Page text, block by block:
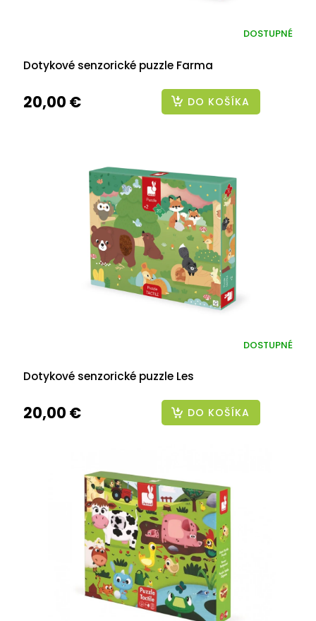
Dotykové senzorické puzzle Farma
DOSTUPNÉ
20,00 € DO KOŠÍKA
Dotykové senzorické puzzle Les
DOSTUPNÉ
20,00 € DO KOŠÍKA